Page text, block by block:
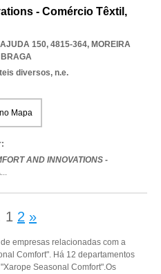
- Comércio Têxtil,
150, 4815-364, MOREIRA
BRAGA
diversos, n.e.
Mapa
AND INNOVATIONS -
...
1 2 »
empresas relacionadas com a
Comfort". Há 12 departamentos
Seasonal Comfort".Os